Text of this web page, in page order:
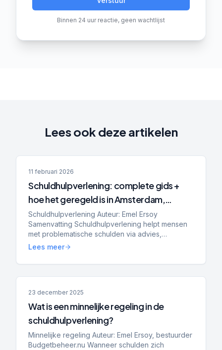
Binnen 24 uur reactie, geen wachtlijst
Lees ook deze artikelen
11 februari 2026
Schuldhulpverlening: complete gids +
hoe het geregeld is in Amsterdam,
Rotterdam, Tilburg en Den Haag
Schuldhulpverlening Auteur: Emel Ersoy
Samenvatting Schuldhulpverlening helpt mensen
met problematische schulden via advies,
stabilisatie en schuldregelingen. Gemeenten zijn
Lees meer
23 december 2025
Wat is een minnelijke regeling in de
schuldhulpverlening?
Minnelijke regeling Auteur: Emel Ersoy, bestuurder
Budgetbeheer.nu Wanneer schulden zich